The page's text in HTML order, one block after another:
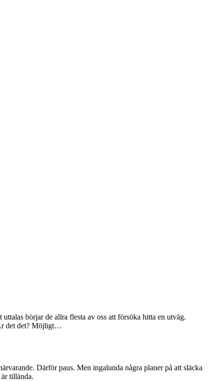
börjar de allra flesta av oss att försöka hitta en utväg.
det det? Möjligt…
Därför paus. Men ingalunda några planer på att släcka
tillända.